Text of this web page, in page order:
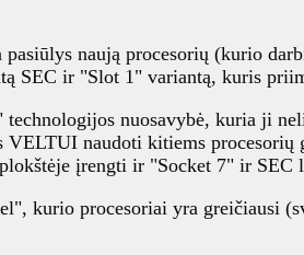
naują procesorių (kurio
SEC ir "Slot 1" variantą, kuris
nuosavybė, kuria ji
VELTUI naudoti kitiems
įrengti ir "Socket 7" ir SEC
kurio procesoriai yra greičiausi